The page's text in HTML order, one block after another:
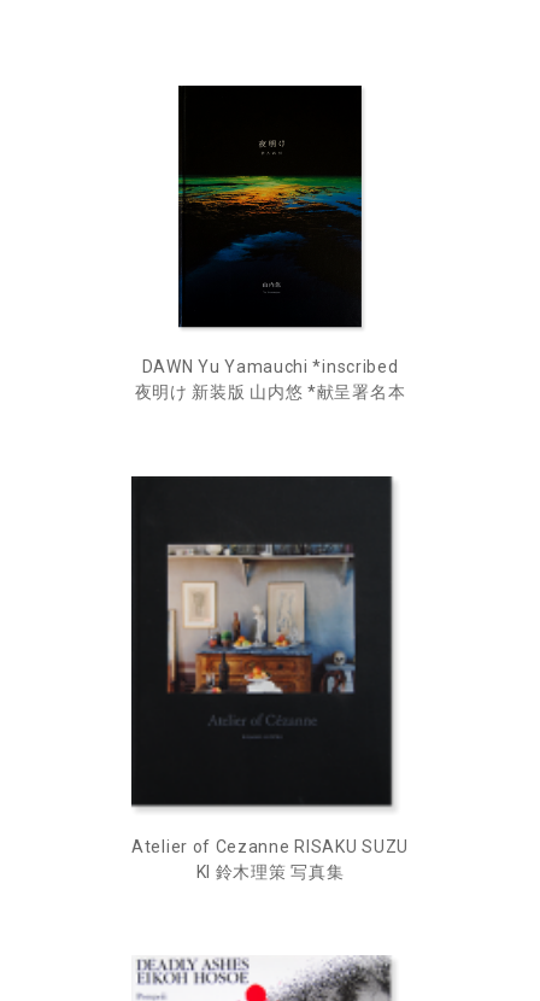
DAWN Yu Yamauchi *inscribed
夜明け 新装版 山内悠 *献呈署名本
Atelier of Cezanne RISAKU SUZU
KI 鈴木理策 写真集